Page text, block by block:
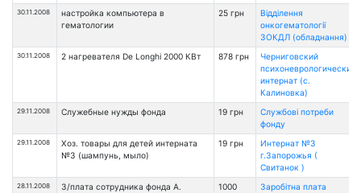
30.11.2008
настройка компьютера в
гематологии
25 грн
Відділення
онкогематології
ЗОКДЛ (обладнання)
30.11.2008 2 нагревателя De Longhi 2000 КВт 878 грн
Черниговский
психоневрологический
интернат (с.
Калиновка)
29.11.2008 Служебные нужды фонда 19 грн
Службові потреби
фонду
29.11.2008
Хоз. товары для детей интерната
№3 (шампунь, мыло)
19 грн
Интернат №3
г.Запорожья (
Свитанок )
28.11.2008
З/плата сотрудника фонда А.
1000
Заробітна плата